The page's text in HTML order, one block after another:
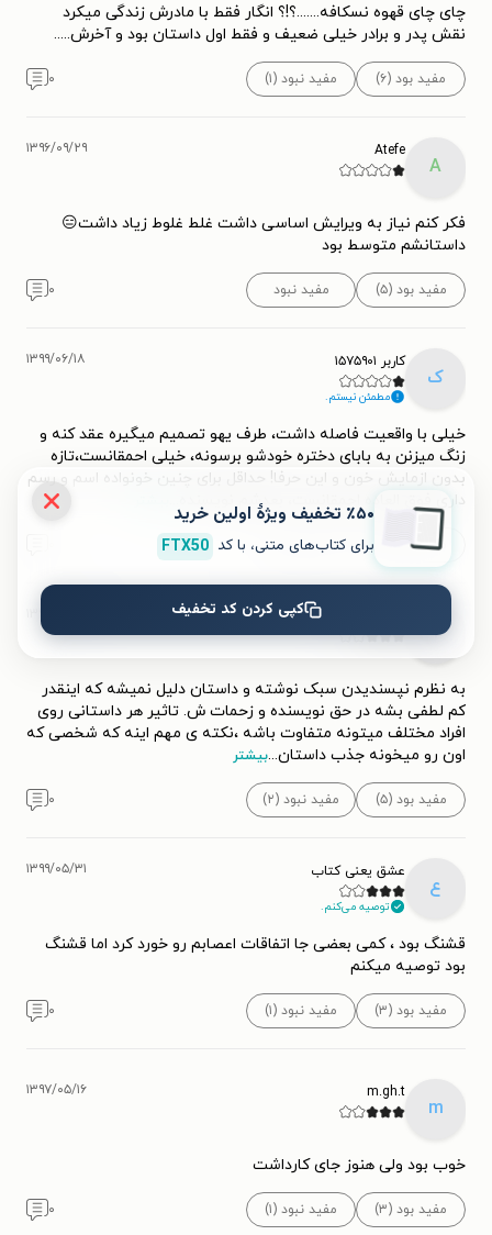
چای چای قهوه نسکافه.......؟!؟ انگار فقط با مادرش زندگی میکرد
نقش پدر و برادر خیلی ضعیف و فقط اول داستان بود و آخرش.....
مفید بود (۶) مفید نبود (۱) ۰
A
Atefe ۱۳۹۶/۰۹/۲۹
فکر کنم نیاز به ویرایش اساسی داشت غلط غلوط زیاد داشت😑
داستانشم متوسط بود
مفید بود (۵) مفید نبود ۰
ک
کاربر ۱۵۷۵۹۰۱
مطمئن نیستم.
۱۳۹۹/۰۶/۱۸
خیلی با واقعیت فاصله داشت، طرف یهو تصمیم میگیره عقد کنه و
زنگ میزنن به بابای دختره خودشو برسونه، خیلی احمقانست،تازه
بدون ازمایش خون و این حرفا! حداقل برای چنین خونواده اسم و رسم
داری فوق العاده احمقانست، بعدشم نویسنده
مفید بود (۳) مفید نبود
ا
به نظرم نپسندیدن سبک نوشته و داستان دلیل نمیشه که اینقدر
کم لطفی بشه در حق نویسنده و زحمات ش. تاثیر هر داستانی روی
افراد مختلف میتونه متفاوت باشه ،نکته ی مهم اینه که شخصی که
اون رو میخونه جذب داستان...بیشتر
مفید بود (۵) مفید نبود (۲) ۰
ع
عشق یعنی کتاب
توصیه می‌کنم.
۱۳۹۹/۰۵/۳۱
قشنگ بود ، کمی بعضی جا اتفاقات اعصابم رو خورد کرد اما قشنگ
بود توصیه میکنم
مفید بود (۳) مفید نبود (۱) ۰
m
m.gh.t ۱۳۹۷/۰۵/۱۶
خوب بود ولی هنوز جای کارداشت
مفید بود (۳) مفید نبود (۱) ۰
٪۵۰ تخفیف ویژۀ اولین خرید
برای کتاب‌های متنی، با کد FTX50
کپی کردن کد تخفیف